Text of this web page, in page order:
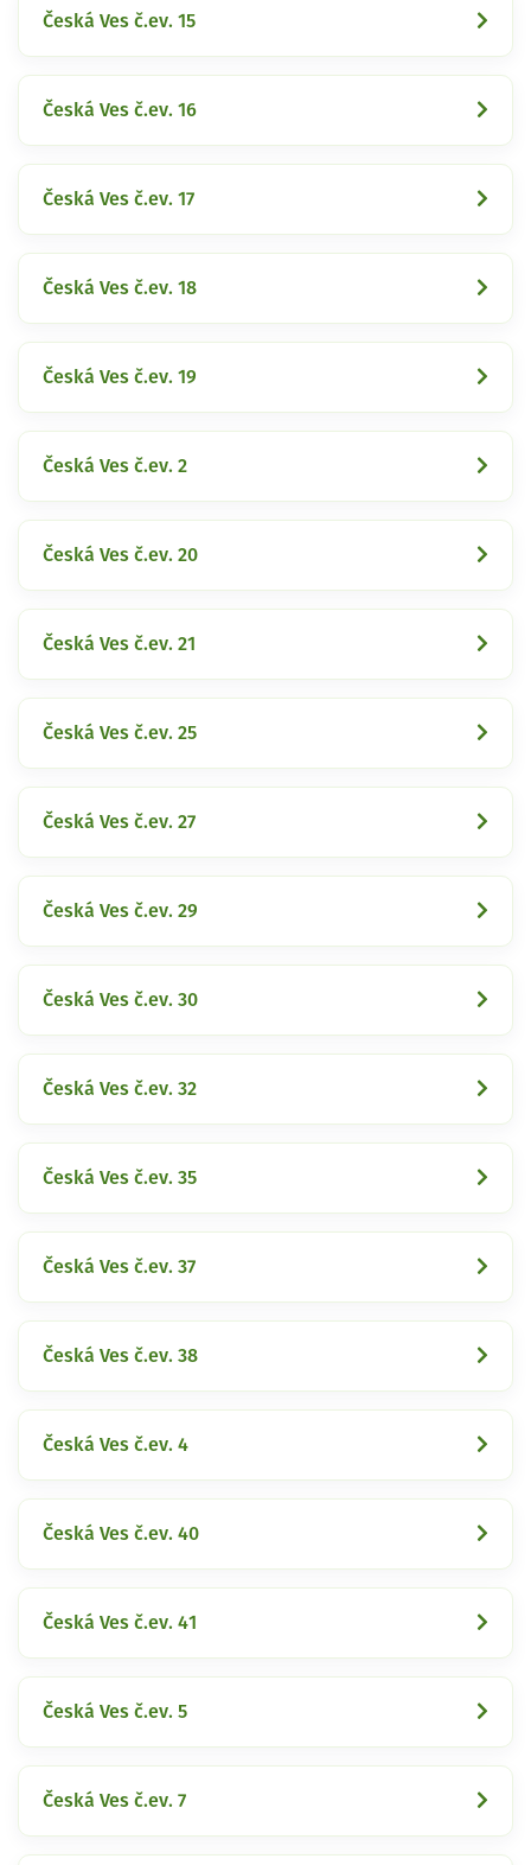
Česká Ves č.ev. 15
Česká Ves č.ev. 16
Česká Ves č.ev. 17
Česká Ves č.ev. 18
Česká Ves č.ev. 19
Česká Ves č.ev. 2
Česká Ves č.ev. 20
Česká Ves č.ev. 21
Česká Ves č.ev. 25
Česká Ves č.ev. 27
Česká Ves č.ev. 29
Česká Ves č.ev. 30
Česká Ves č.ev. 32
Česká Ves č.ev. 35
Česká Ves č.ev. 37
Česká Ves č.ev. 38
Česká Ves č.ev. 4
Česká Ves č.ev. 40
Česká Ves č.ev. 41
Česká Ves č.ev. 5
Česká Ves č.ev. 7